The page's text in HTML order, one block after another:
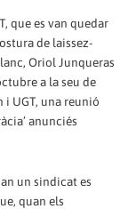
que es van quedar
de laissez-
Oriol Junqueras
a la seu de
i UGT, una reunió
anunciés
un sindicat es
quan els